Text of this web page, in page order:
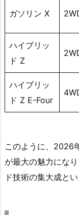
ガソリン X
ハイブリッ
ド Z
ハイブリッ
ド Z E-Four
このように、2026
が最大の魅力にな
ド技術の集大成と